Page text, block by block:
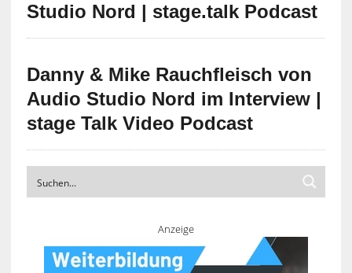
Studio Nord | stage.talk Podcast
Danny & Mike Rauchfleisch von
Audio Studio Nord im Interview |
stage Talk Video Podcast
Anzeige